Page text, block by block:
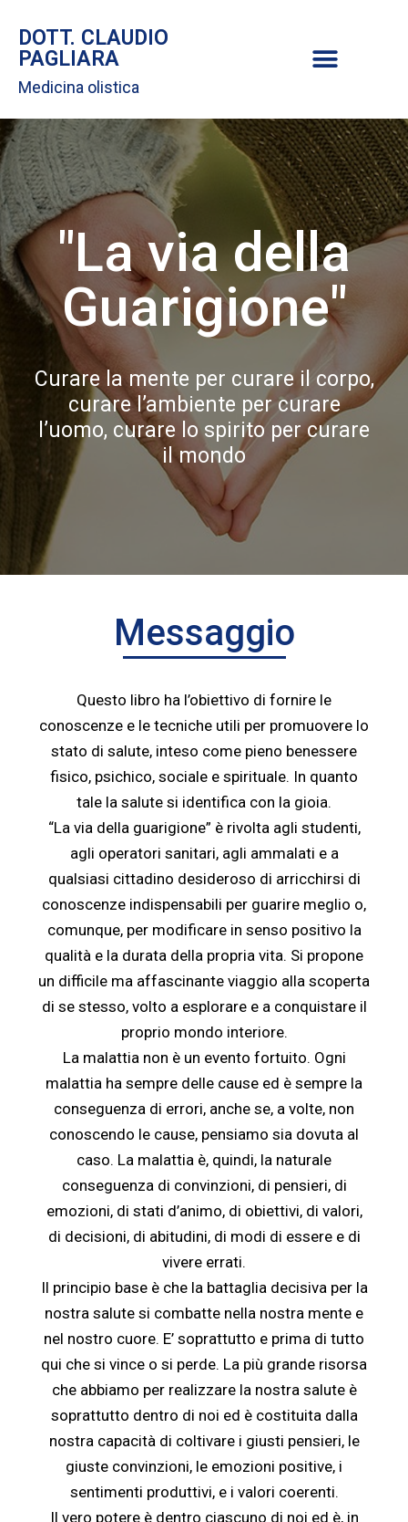
DOTT. CLAUDIO
PAGLIARA
Medicina olistica
"La via della
Guarigione"
Curare la mente per curare il corpo,
curare l’ambiente per curare
l’uomo, curare lo spirito per curare
il mondo
Messaggio
Questo libro ha l’obiettivo di fornire le
conoscenze e le tecniche utili per promuovere lo
stato di salute, inteso come pieno benessere
fisico, psichico, sociale e spirituale. In quanto
tale la salute si identifica con la gioia.
“La via della guarigione” è rivolta agli studenti,
agli operatori sanitari, agli ammalati e a
qualsiasi cittadino desideroso di arricchirsi di
conoscenze indispensabili per guarire meglio o,
comunque, per modificare in senso positivo la
qualità e la durata della propria vita. Si propone
un difficile ma affascinante viaggio alla scoperta
di se stesso, volto a esplorare e a conquistare il
proprio mondo interiore.
La malattia non è un evento fortuito. Ogni
malattia ha sempre delle cause ed è sempre la
conseguenza di errori, anche se, a volte, non
conoscendo le cause, pensiamo sia dovuta al
caso. La malattia è, quindi, la naturale
conseguenza di convinzioni, di pensieri, di
emozioni, di stati d’animo, di obiettivi, di valori,
di decisioni, di abitudini, di modi di essere e di
vivere errati.
Il principio base è che la battaglia decisiva per la
nostra salute si combatte nella nostra mente e
nel nostro cuore. E’ soprattutto e prima di tutto
qui che si vince o si perde. La più grande risorsa
che abbiamo per realizzare la nostra salute è
soprattutto dentro di noi ed è costituita dalla
nostra capacità di coltivare i giusti pensieri, le
giuste convinzioni, le emozioni positive, i
sentimenti produttivi, e i valori coerenti.
Il vero potere è dentro ciascuno di noi ed è, in